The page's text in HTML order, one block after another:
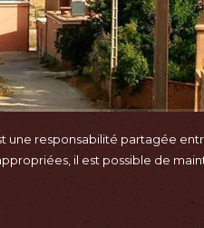
une responsabilité partagée
il est possible de